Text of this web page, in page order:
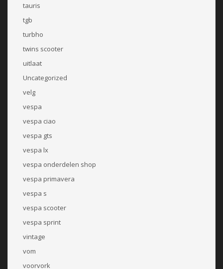
tauris
tgb
turbho
twins scooter
uitlaat
Uncategorized
velg
vespa
vespa ciao
vespa gts
vespa lx
vespa onderdelen shop
vespa primavera
vespa s
vespa scooter
vespa sprint
vintage
vom
voorvork